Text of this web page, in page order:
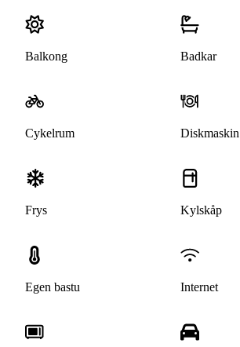
Balkong Badkar
Cykelrum Diskmaskin
Frys Kylskåp
Egen bastu Internet